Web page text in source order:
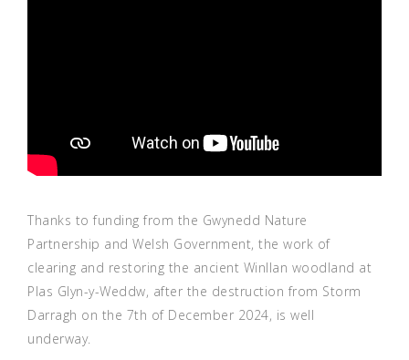
Thanks to funding from the Gwynedd Nature
Partnership and Welsh Government, the work of
clearing and restoring the ancient Winllan woodland at
Plas Glyn-y-Weddw, after the destruction from Storm
Darragh on the 7th of December 2024, is well
underway.